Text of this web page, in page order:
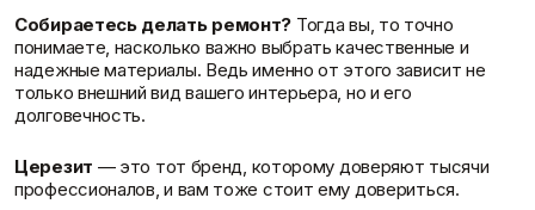
Клей
Клей для напольных
покрытий
Краски
Краски для дерева и
металла
г. Сызрань, ул. Урицкого 2, офис 2А.
Готовые решения
Собираетесь делать ремонт? Тогда вы, то точно
понимаете, насколько важно выбрать качественные и
надежные материалы. Ведь именно от этого зависит не
только внешний вид вашего интерьера, но и его
долговечность.
Церезит — это тот бренд, которому доверяют тысячи
профессионалов, и вам тоже стоит ему довериться.